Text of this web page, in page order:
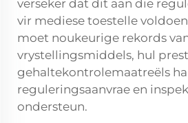
verseker dat dit aan die
vir mediese toestelle
moet noukeurige rekords
vrystellingsmiddels, hul
gehaltekontrolemaatreëls
reguleringsaanvrae en
ondersteun.